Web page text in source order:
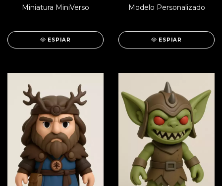
Miniatura MiniVerso
ESPIAR
Modelo Personalizado
ESPIAR